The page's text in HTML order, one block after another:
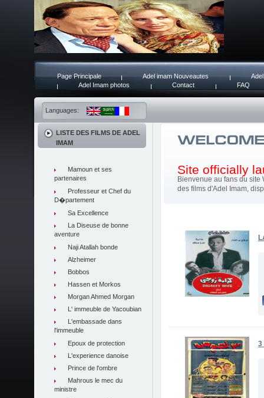
Page Principale Adel imam Nouveautes
Adel Imam photos
Contact FAQ
Languages:
LISTE DES FILMS DE ADEL
IMAM
Mamoun et ses
partenaires
Professeur et Chef du
D�partement
Sa Excellence
La Diseuse de bonne
aventure
Naji Atallah bonde
Alzheimer
Bobbos
Hassen et Morkos
Morgan Ahmed Morgan
L' immeuble de Yacoubian
L'embassade dans
l'immeuble
Epoux de protection
L'experience danoise
Prince de l'ombre
Mahrous le mec du
ministre
Site officially
Bienvenue au fans du site
des films d'Adel Imam,
3